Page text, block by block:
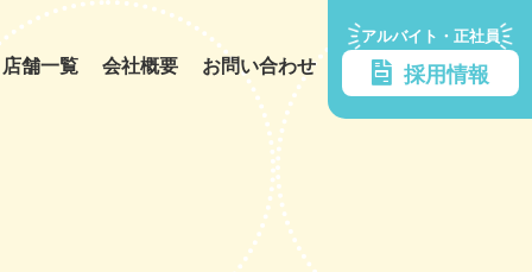
店舗一覧 会社概要 お問い合わせ
アルバイト・正社員
採用情報